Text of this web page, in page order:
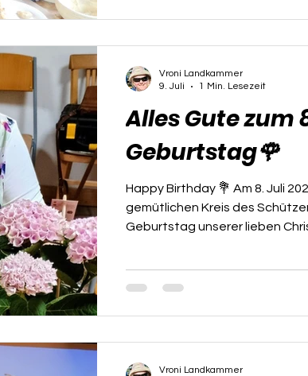
Alles Gute zum
Geburtstag🌹
Happy Birthday 💐 Am 8. Juli
gemütlichen Kreis des
Geburtstag unserer lieben
zumindest. Doch als Ehefrau
vor: Sie ist ein absoluter Profi.
Mann nicht nur
Vroni Landkammer
9. Juli
1 Min. Lesezeit
Vroni Landkammer